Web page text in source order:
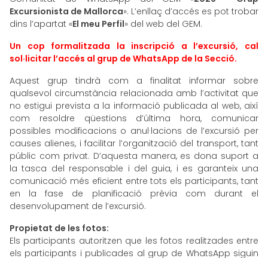
Excursionista de Mallorca». L’enllaç d’accés es pot trobar
dins l’apartat «El meu Perfil» del web del GEM.
Un cop formalitzada la inscripció a l’excursió, cal
sol·licitar l’accés al grup de WhatsApp de la Secció.
Aquest grup tindrà com a finalitat informar sobre
qualsevol circumstància relacionada amb l’activitat que
no estigui prevista a la informació publicada al web, així
com resoldre qüestions d’última hora, comunicar
possibles modificacions o anul·lacions de l’excursió per
causes alienes, i facilitar l’organització del transport, tant
públic com privat. D’aquesta manera, es dona suport a
la tasca del responsable i del guia, i es garanteix una
comunicació més eficient entre tots els participants, tant
en la fase de planificació prèvia com durant el
desenvolupament de l’excursió.
Propietat de les fotos:
Els participants autoritzen que les fotos realitzades entre
els participants i publicades al grup de WhatsApp siguin